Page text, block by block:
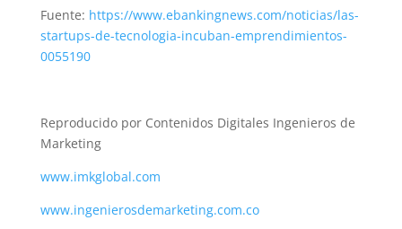
Fuente: https://www.ebankingnews.com/noticias/las-
startups-de-tecnologia-incuban-emprendimientos-
0055190
Reproducido por Contenidos Digitales Ingenieros de
Marketing
www.imkglobal.com
www.ingenierosdemarketing.com.co